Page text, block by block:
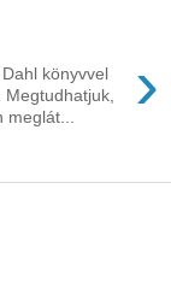
›
könyvvel